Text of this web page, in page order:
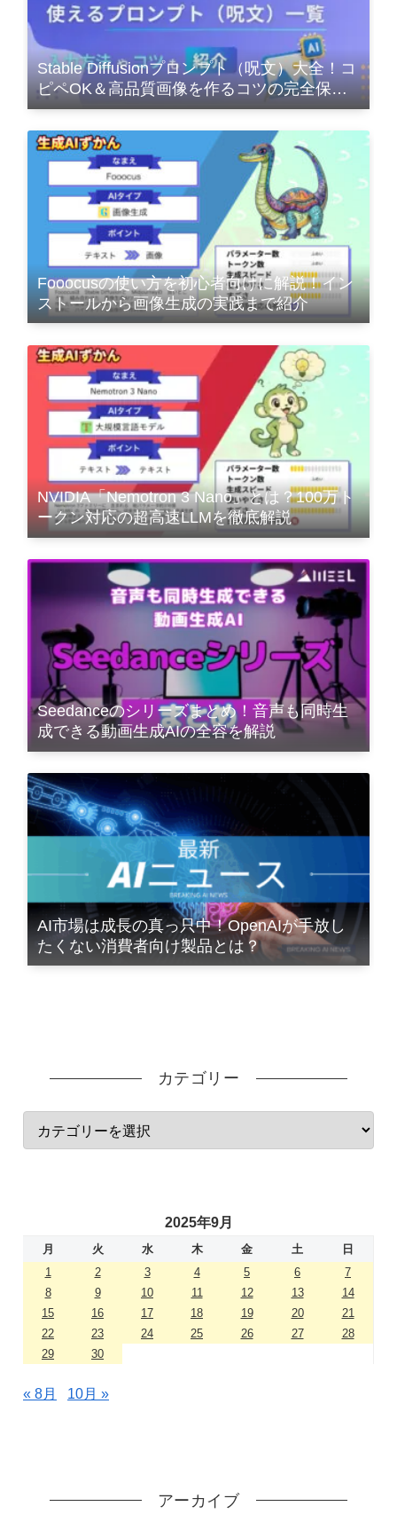
Stable Diffusionプロンプト（呪文）大全！コ
ピペOK＆高品質画像を作るコツの完全保存
版
Fooocusの使い方を初心者向けに解説！イン
ストールから画像生成の実践まで紹介
NVIDIA「Nemotron 3 Nano」とは？100万ト
ークン対応の超高速LLMを徹底解説
Seedanceのシリーズまとめ！音声も同時生
成できる動画生成AIの全容を解説
AI市場は成長の真っ只中！OpenAIが手放し
たくない消費者向け製品とは？
カテゴリー
2025年9月
月 火 水 木 金 土
日
1
2 3 4 5 6
7
8
9 10 11 12 13
14
15
16 17 18 19 20
21
22
23 24 25 26 27
28
29
30
« 8月 10月 »
アーカイブ